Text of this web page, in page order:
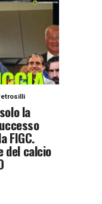
la
FIGC.
del calcio